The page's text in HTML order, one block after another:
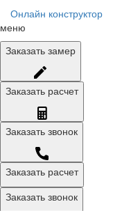
Онлайн конструктор
меню
Заказать замер
Заказать расчет
Заказать звонок
Заказать расчет
Заказать звонок